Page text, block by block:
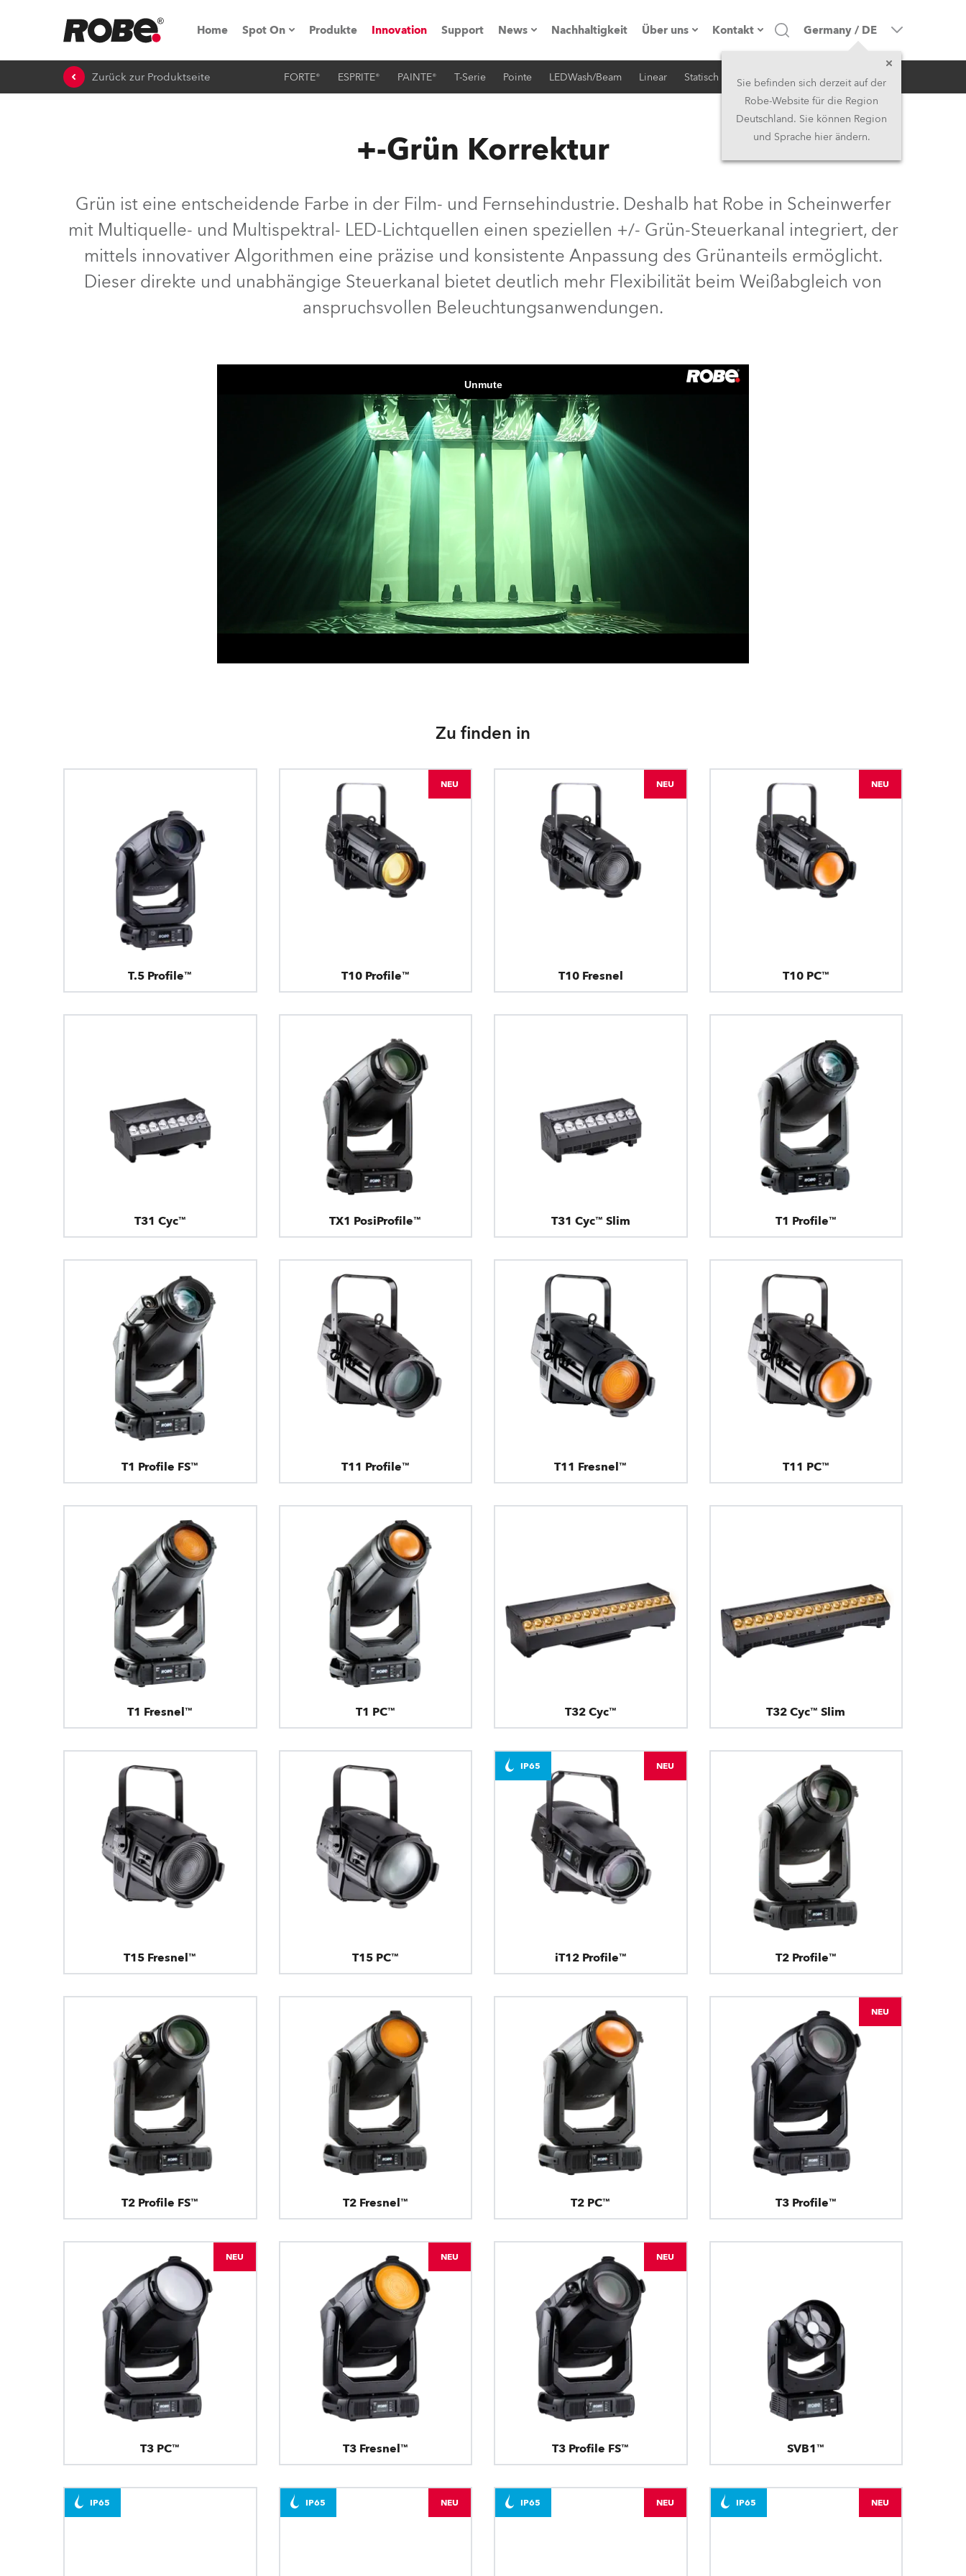
Home Spot On
Messen & Events
NRG (Next Robe Generation)
iSeries
Tipps, Tricks und Tutorials
RoboSpot Tutorials
Robe On Location
ProMotion Lighting
Robe Maritime
Avolites Deutschland
Produkte Innovation Support News
Pressemitteilungen
Nachhaltigkeit Über uns
Firmenprofil
Made in the EU
Jobs
Kariéra (CZ)
Kontakt
Hauptsitz
Hauptsitz & Werk
Mittlerer Osten
Asien & Pazifikregion
Vereinigtes Königreich und
Frankreich
Germany / DE
Sie befinden sich derzeit auf der
Robe-Website für die Region
Deutschland. Sie können Region
und Sprache hier ändern.
Zurück zur Produktseite FORTE® ESPRITE® PAINTE® T-Serie Pointe LEDWash/Beam Linear Statisch iSerie Architektur
+-Grün Korrektur
Grün ist eine entscheidende Farbe in der Film- und Fernsehindustrie. Deshalb hat Robe in Scheinwerfer
mit Multiquelle- und Multispektral- LED-Lichtquellen einen speziellen +/- Grün-Steuerkanal integriert, der
mittels innovativer Algorithmen eine präzise und konsistente Anpassung des Grünanteils ermöglicht.
Dieser direkte und unabhängige Steuerkanal bietet deutlich mehr Flexibilität beim Weißabgleich von
anspruchsvollen Beleuchtungsanwendungen.
Zu finden in
T.5 Profile™ T10 Profile™
NEU
T10 Fresnel
NEU
T10 PC™
NEU
T31 Cyc™ TX1 PosiProfile™ T31 Cyc™ Slim T1 Profile™
T1 Profile FS™ T11 Profile™ T11 Fresnel™ T11 PC™
T1 Fresnel™ T1 PC™ T32 Cyc™ T32 Cyc™ Slim
T15 Fresnel™ T15 PC™ iT12 Profile™
IP65 NEU
T2 Profile™
T2 Profile FS™ T2 Fresnel™ T2 PC™ T3 Profile™
NEU
T3 PC™
NEU
T3 Fresnel™
NEU
T3 Profile FS™
NEU
SVB1™
IP65 IP65 NEU IP65 NEU IP65 NEU